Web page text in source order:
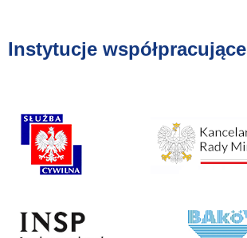
Instytucje współpracujące